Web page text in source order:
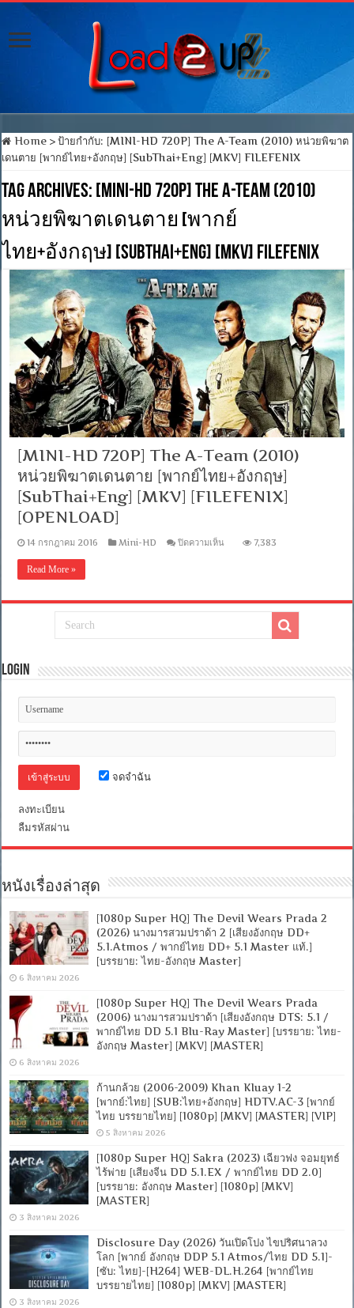
Home > ป้ายกำกับ: [MINI-HD 720P] The A-Team (2010) หน่วยพิฆาต
เดนตาย [พากย์ไทย+อังกฤษ] [SubThai+Eng] [MKV] FILEFENIX
Tag Archives: [MINI-HD 720P] The A-Team (2010)
หน่วยพิฆาตเดนตาย [พากย์
ไทย+อังกฤษ] [SubThai+Eng] [MKV] FILEFENIX
[MINI-HD 720P] The A-Team (2010)
หน่วยพิฆาตเดนตาย [พากย์ไทย+อังกฤษ]
[SubThai+Eng] [MKV] [FILEFENIX]
[OPENLOAD]
14 กรกฎาคม 2016 Mini-HD ปิดความเห็น
A-
[พากย์
7,383
Read More »
Login
จดจำฉัน
ลงทะเบียน
ลืมรหัสผ่าน
หนังเรื่องล่าสุด
[1080p Super HQ] The Devil Wears Prada 2
(2026) นางมารสวมปราด้า 2 [เสียงอังกฤษ DD+
5.1.Atmos / พากย์ไทย DD+ 5.1 Master แท้.]
[บรรยาย: ไทย-อังกฤษ Master]
6 สิงหาคม 2026
[1080p Super HQ] The Devil Wears Prada
(2006) นางมารสวมปราด้า [เสียงอังกฤษ DTS: 5.1 /
พากย์ไทย DD 5.1 Blu-Ray Master] [บรรยาย: ไทย-
อังกฤษ Master] [MKV] [MASTER]
6 สิงหาคม 2026
ก้านกล้วย (2006-2009) Khan Kluay 1-2
[พากย์:ไทย] [SUB:ไทย+อังกฤษ] HDTV.AC-3 [พากย์
ไทย บรรยายไทย] [1080p] [MKV] [MASTER] [VIP]
5 สิงหาคม 2026
[1080p Super HQ] Sakra (2023) เฉียวฟง จอมยุทธ์
ไร้พ่าย [เสียงจีน DD 5.1.EX / พากย์ไทย DD 2.0]
[บรรยาย: อังกฤษ Master] [1080p] [MKV]
[MASTER]
3 สิงหาคม 2026
Disclosure Day (2026) วันเปิดโปง ไขปริศนาลวง
โลก [พากย์ อังกฤษ DDP 5.1 Atmos/ไทย DD 5.1]-
[ซับ: ไทย]-[H264] WEB-DL.H.264 [พากย์ไทย
บรรยายไทย] [1080p] [MKV] [MASTER]
3 สิงหาคม 2026